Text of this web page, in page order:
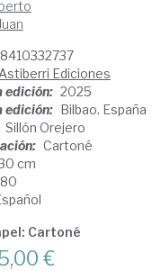
Astiberri Ediciones
edición: 2025
edición: Bilbao. España
Sillón Orejero
Cartoné
cm
Cartoné
€